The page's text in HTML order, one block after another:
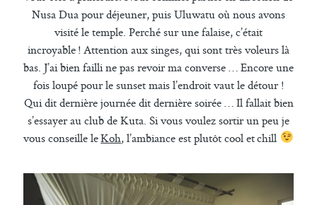
Nusa Dua pour déjeuner, puis Uluwatu où nous avons
visité le temple. Perché sur une falaise, c’était
incroyable ! Attention aux singes, qui sont très voleurs là
bas. J’ai bien failli ne pas revoir ma converse … Encore une
fois loupé pour le sunset mais l’endroit vaut le détour !
Qui dit dernière journée dit dernière soirée … Il fallait bien
s’essayer au club de Kuta. Si vous voulez sortir un peu je
vous conseille leKoh, l’ambiance est plutôt cool et chill